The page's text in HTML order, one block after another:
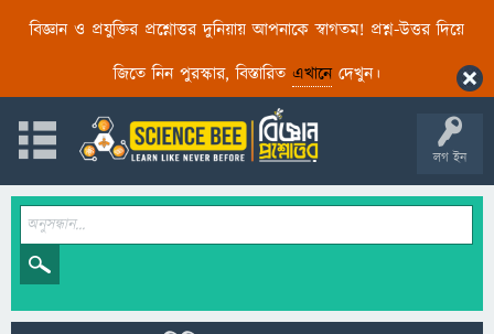
বিজ্ঞান ও প্রযুক্তির প্রশ্নোত্তর দুনিয়ায় আপনাকে স্বাগতম! প্রশ্ন-উত্তর দিয়ে
জিতে নিন পুরস্কার, বিস্তারিত এখানেদেখুন।
লগ ইন